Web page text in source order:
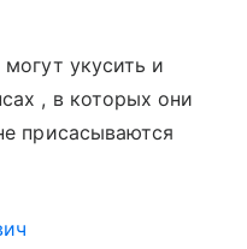
укусить и
, в которых они
присасываются